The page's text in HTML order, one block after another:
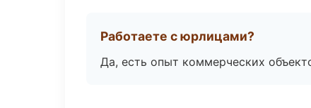
Работаете с юрлицами?
Да, есть опыт коммерческих